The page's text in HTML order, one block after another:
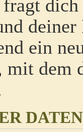
dich
ein
mit dem